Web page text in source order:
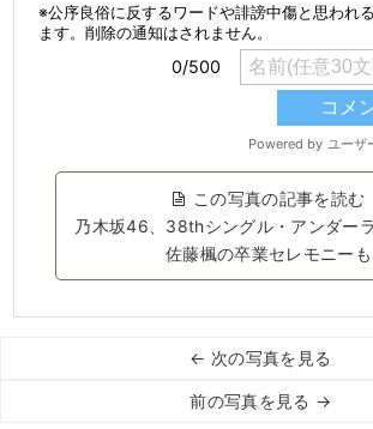
この写真の記事を読む
乃木坂46、38thシングル・アンダー
佐藤楓の卒業セレモニーも
← 次の写真を見る
前の写真を見る →